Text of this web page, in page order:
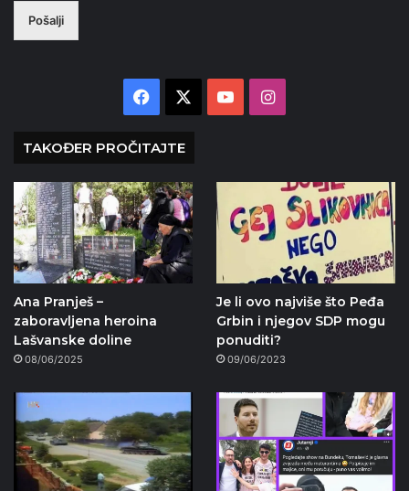
Pošalji
Facebook YouTubeInstagram
TAKOĐER PROČITAJTE
Ana Pranješ –
zaboravljena heroina
Lašvanske doline
08/06/2025
Je li ovo najviše što Peđa
Grbin i njegov SDP mogu
ponuditi?
09/06/2023